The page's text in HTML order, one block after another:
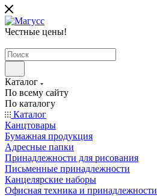
Честные цены!
Каталог
По всему сайту
По каталогу
Каталог
Канцтовары
Бумажная продукция
Адресные папки
Принадлежности для рисования
Письменные принадлежности
Канцелярские наборы
Офисная техника и принадлежности